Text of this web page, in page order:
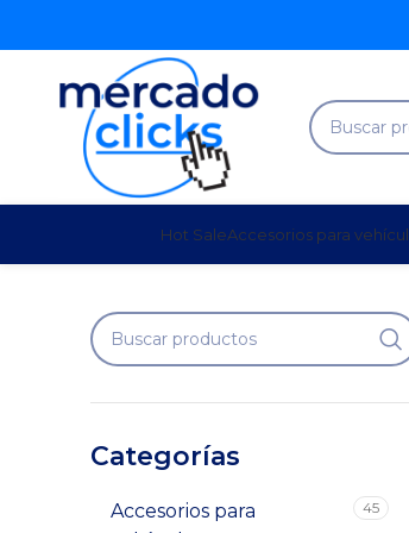
Hot SaleAccesorios para
Categorías
Accesorios para
45